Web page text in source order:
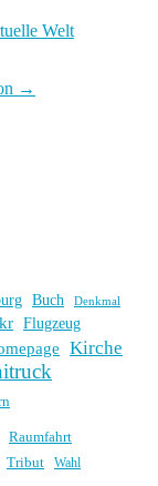
Welt
→
Buch Denkmal
Flugzeug
Kirche
Raumfahrt
Tribut Wahl